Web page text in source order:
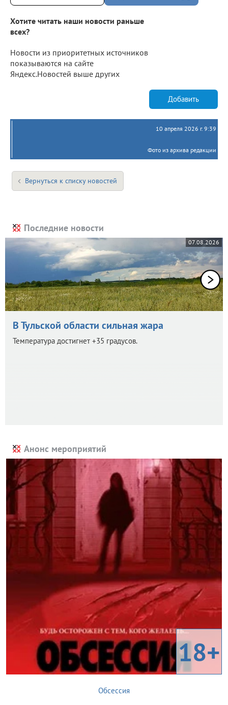
Хотите читать наши новости раньше
всех?
Новости из приоритетных источников
показываются на сайте
Яндекс.Новостей выше других
Добавить
10 апреля 2026 г. 9:39
Фото из архива редакции
Вернуться к списку новостей
Последние новости
07.08.2026
В Тульской области сильная жара
Температура достигнет +35 градусов.
Анонс мероприятий
18+
Обсессия